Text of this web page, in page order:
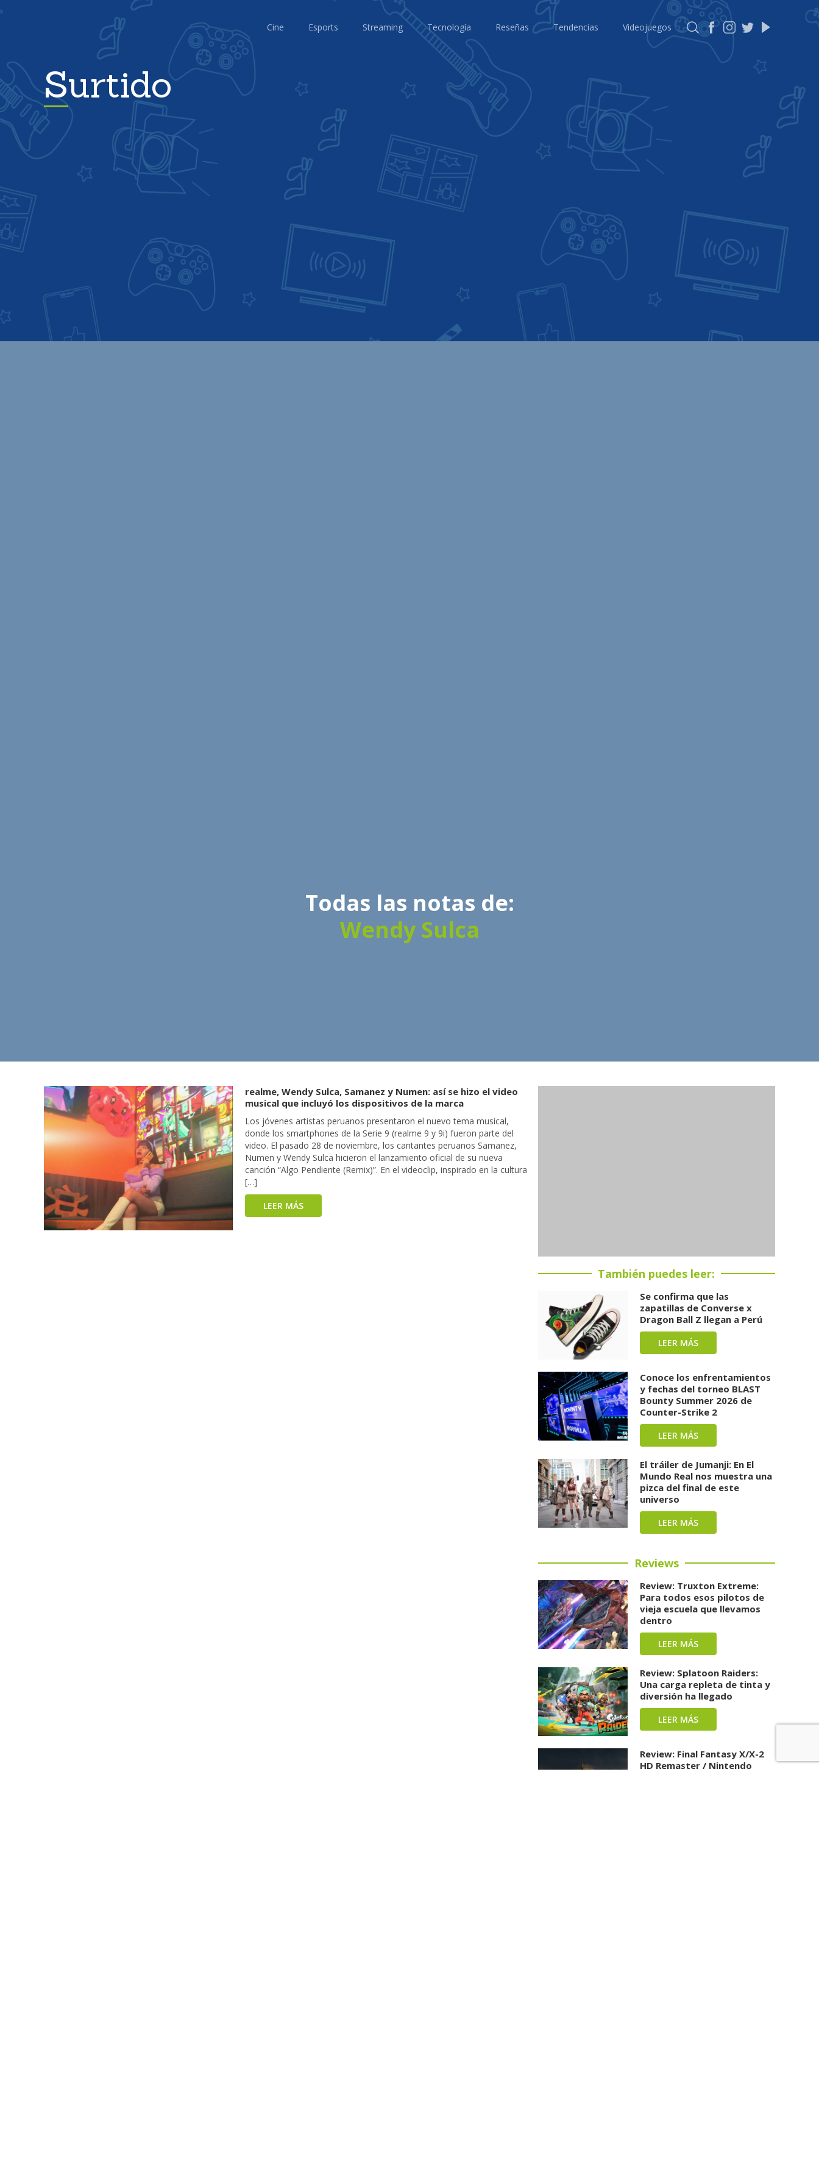
Cine Esports Streaming Tecnología Reseñas Tendencias Videojuegos
Surtido
Todas las notas de:
Wendy Sulca
realme, Wendy Sulca, Samanez y Numen: así se hizo el video
musical que incluyó los dispositivos de la marca
Los jóvenes artistas peruanos presentaron el nuevo tema musical,
donde los smartphones de la Serie 9 (realme 9 y 9i) fueron parte del
video. El pasado 28 de noviembre, los cantantes peruanos Samanez,
Numen y Wendy Sulca hicieron el lanzamiento oficial de su nueva
canción “Algo Pendiente (Remix)”. En el videoclip, inspirado en la cultura
[…]
LEER MÁS
También puedes leer:
Se confirma que las
zapatillas de Converse x
Dragon Ball Z llegan a Perú
LEER MÁS
Conoce los enfrentamientos
y fechas del torneo BLAST
Bounty Summer 2026 de
Counter-Strike 2
LEER MÁS
El tráiler de Jumanji: En El
Mundo Real nos muestra una
pizca del final de este
universo
LEER MÁS
Reviews
Review: Truxton Extreme:
Para todos esos pilotos de
vieja escuela que llevamos
dentro
LEER MÁS
Review: Splatoon Raiders:
Una carga repleta de tinta y
diversión ha llegado
LEER MÁS
Review: Final Fantasy X/X-2
HD Remaster / Nintendo